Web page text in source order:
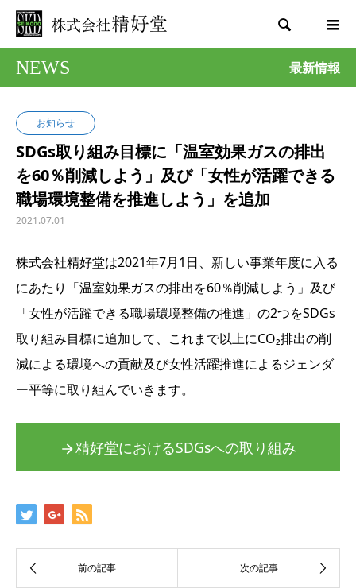

NEWS 最新情報
お知らせ
SDGs取り組み目標に「温室効果ガスの排出
を60％削減しよう」及び「女性が活躍できる
職場環境整備を推進しよう」を追加
2021.07.01
株式会社精好堂は2021年7月1日、新しい事業年度に入る
にあたり「温室効果ガスの排出を60％削減しよう」及び
「女性が活躍できる職場環境整備の推進」の2つをSDGs
取り組み目標に追加して、これまで以上にCO₂排出の削
減による環境への貢献及び女性活躍推進によるジェンダ
ー平等に取り組んでいきます。
精好堂におけるSDGsへの取り組み